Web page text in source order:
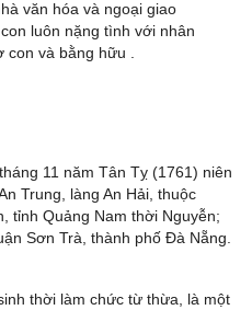
văn hóa và ngoại giao
luôn nặng tình với nhân
con và bằng hữu .
11 năm Tân Tỵ (1761) niên
Trung, làng An Hải, thuộc
tỉnh Quảng Nam thời Nguyễn;
Sơn Trà, thành phố Đà Nẵng.
thời làm chức từ thừa, là một